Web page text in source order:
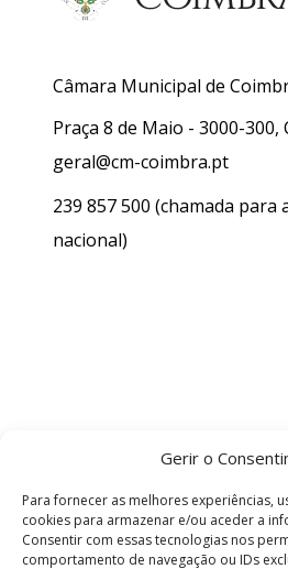
Gerir o
Para fornecer as melhores experiências,
cookies para armazenar e/ou aceder a
Consentir com essas tecnologias nos
comportamento de navegação ou IDs
Câmara Municipal de
Praça 8 de Maio - 3000-300,
geral@cm-coimbra.pt
239 857 500 (chamada para
nacional)